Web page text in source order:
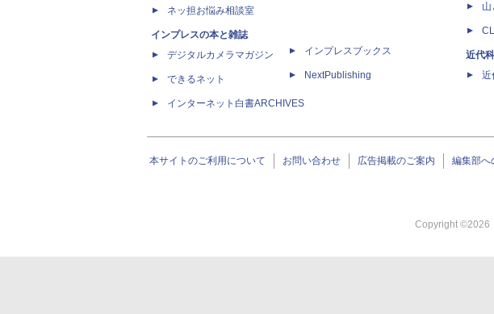
ネッ担お悩み相談室
インプレスの本と雑誌
デジタルカメラマガジン
できるネット
インターネット白書ARCHIVES
インプレスブックス
NextPublishing
山
近代
近
本サイトのご利用について お問い合わせ 広告掲載のご案内 編集部へ
Copyright ©2026